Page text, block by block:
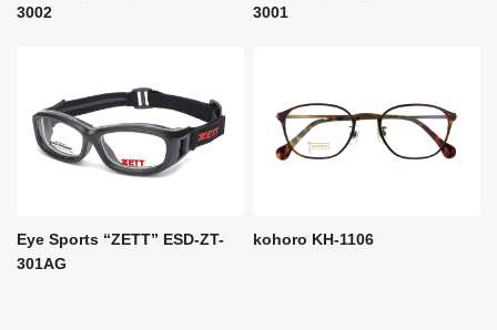
3002
3001
Eye Sports “ZETT” ESD-ZT-
301AG
kohoro KH-1106